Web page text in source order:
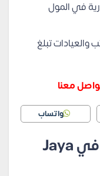
في المول
والعيادات تبلغ
معنا
واتساب
طريقة الحجز والتقسيط في Jaya